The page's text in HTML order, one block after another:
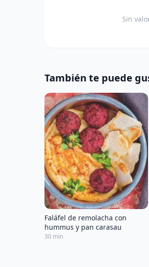
Sin
También te puede
Faláfel de remolacha con
hummus y pan carasau
30 min